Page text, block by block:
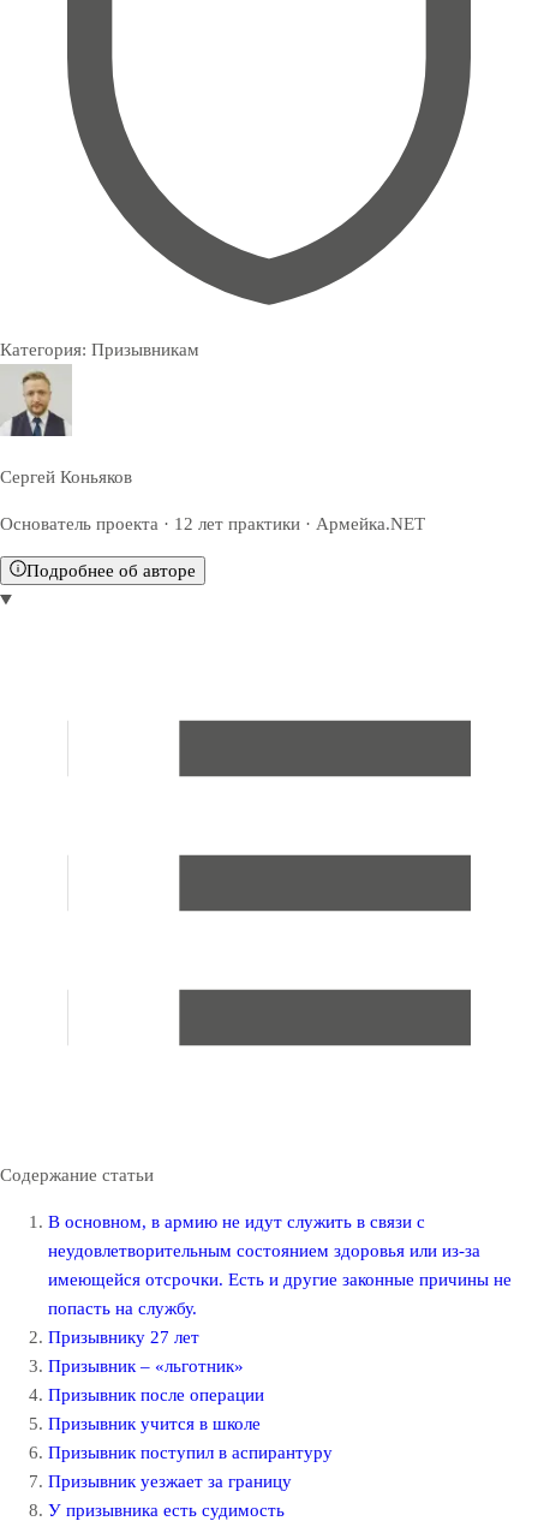
Категория: Призывникам
Сергей Коньяков
Основатель проекта · 12 лет практики · Армейка.NET
Подробнее об авторе
Содержание статьи
В основном, в армию не идут служить в связи с
неудовлетворительным состоянием здоровья или из-за
имеющейся отсрочки. Есть и другие законные причины не
попасть на службу.
Призывнику 27 лет
Призывник – «льготник»
Призывник после операции
Призывник учится в школе
Призывник поступил в аспирантуру
Призывник уезжает за границу
У призывника есть судимость